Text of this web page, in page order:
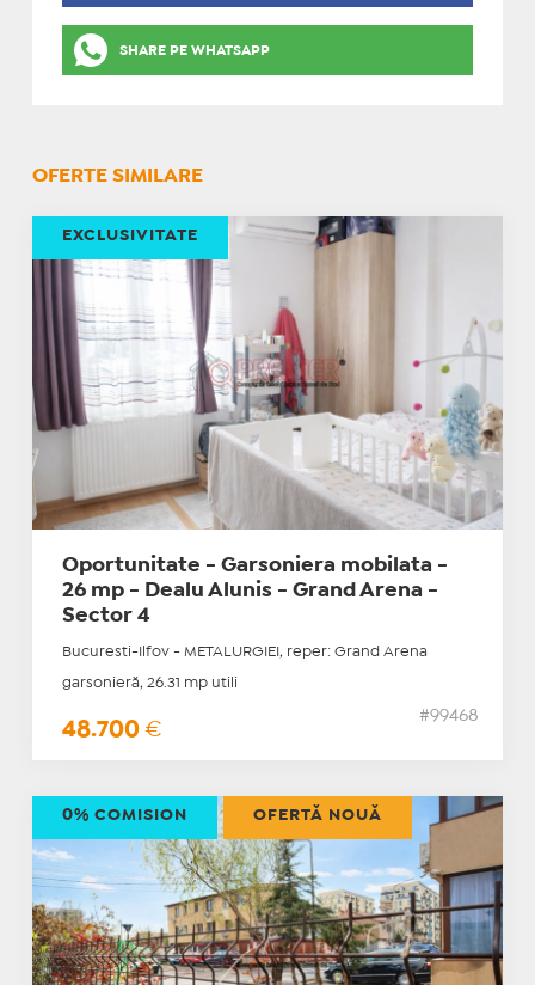
SHARE PE WHATSAPP
OFERTE SIMILARE
Oportunitate - Garsoniera mobilata -
26 mp - Dealu Alunis - Grand Arena -
Sector 4
Bucuresti-Ilfov - METALURGIEI, reper: Grand Arena
garsonieră, 26.31 mp utili
48.700 €
#99468
EXCLUSIVITATE
0% COMISION OFERTĂ NOUĂ